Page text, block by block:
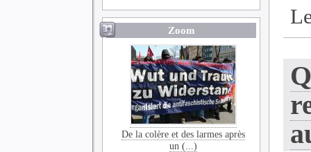
Zoom
De la colère et des larmes après
un (...)